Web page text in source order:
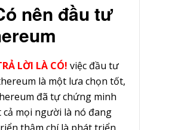
nên đầu tư
LỜI LÀ CÓ! việc đầu tư
là một lưa chọn tốt,
đã tự chứng minh
cả mọi người là nó đang